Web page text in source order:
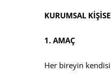
KURUMSAL
1. AMAÇ
Her bireyin